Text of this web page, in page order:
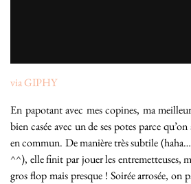
via GIPHY
En papotant avec mes copines, ma
bien casée avec un de ses potes parce
en commun. De manière très subtile
^^), elle finit par jouer les entremetteuses,
gros flop mais presque ! Soirée arrosée, on